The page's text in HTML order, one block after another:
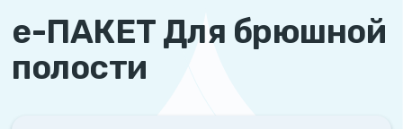
е-ПАКЕТ Для брюшной
полости